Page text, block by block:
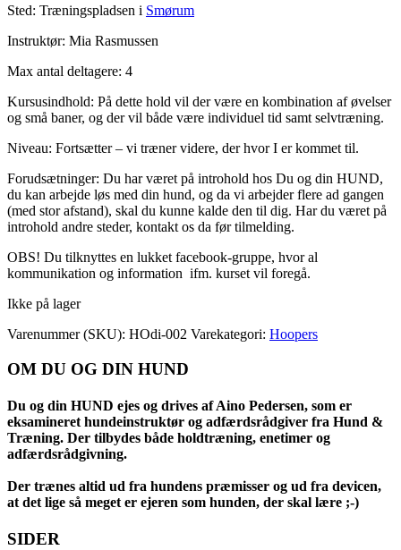
Sted: Træningspladsen i Smørum
Instruktør: Mia Rasmussen
Max antal deltagere: 4
Kursusindhold: På dette hold vil der være en kombination af øvelser
og små baner, og der vil både være individuel tid samt selvtræning.
Niveau: Fortsætter – vi træner videre, der hvor I er kommet til.
Forudsætninger: Du har været på introhold hos Du og din HUND,
du kan arbejde løs med din hund, og da vi arbejder flere ad gangen
(med stor afstand), skal du kunne kalde den til dig. Har du været på
introhold andre steder, kontakt os da før tilmelding.
OBS! Du tilknyttes en lukket facebook-gruppe, hvor al
kommunikation og information ifm. kurset vil foregå.
Ikke på lager
Varenummer (SKU): HOdi-002 Varekategori: Hoopers
OM DU OG DIN HUND
Du og din HUND ejes og drives af Aino Pedersen, som er
eksamineret hundeinstruktør og adfærdsrådgiver fra Hund &
Træning. Der tilbydes både holdtræning, enetimer og
adfærdsrådgivning.
Der trænes altid ud fra hundens præmisser og ud fra devicen,
at det lige så meget er ejeren som hunden, der skal lære ;-)
SIDER